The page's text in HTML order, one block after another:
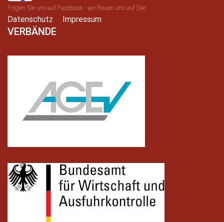
Folgen Sie uns auf Facebook - wir freuen uns auf Sie!
Datenschutz Impressum
VERBÄNDE